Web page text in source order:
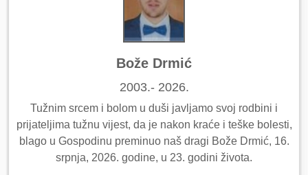
Bože Drmić
2003.- 2026.
Tužnim srcem i bolom u duši javljamo svoj rodbini i
prijateljima tužnu vijest, da je nakon kraće i teške bolesti,
blago u Gospodinu preminuo naš dragi Bože Drmić, 16.
srpnja, 2026. godine, u 23. godini života.